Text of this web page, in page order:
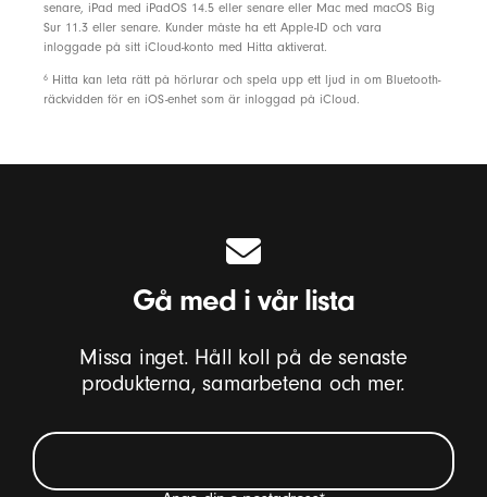
senare, iPad med iPadOS 14.5 eller senare eller Mac med macOS Big
Sur 11.3 eller senare. Kunder måste ha ett Apple-ID och vara
inloggade på sitt iCloud-konto med Hitta aktiverat.
6
Hitta kan leta rätt på hörlurar och spela upp ett ljud in om Bluetooth-
räckvidden för en iOS-enhet som är inloggad på iCloud.
Gå med i vår lista
Missa inget. Håll koll på de senaste
produkterna, samarbetena och mer.